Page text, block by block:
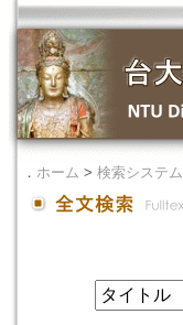
． ホーム > 検索システム